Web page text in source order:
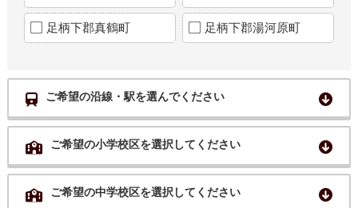
足柄下郡真鶴町 足柄下郡湯河原町
ご希望の沿線・駅を選んでください
ご希望の小学校区を選択してください
ご希望の中学校区を選択してください